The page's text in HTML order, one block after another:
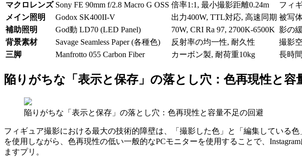
マクロレンズ Sony FE 90mm f/2.8 Macro G OSS 倍率1:1, 最小撮影距離0.24m
フィ
メイン照明
Godox SK400II-V 出力400W, TTL対応, 高速同期 被写
補助照明
God動 LD70 (LED Panel) 70W, CRI Ra 97, 2700K-6500K 影の
背景素材
Savage Seamless Paper (各種色) 反射率の均一性, 耐久性
撮影
三脚
Manfrotto 055 Carbon Fiber カーボン製, 耐荷重10kg 長時
陥りがちな「表示と保存」の落とし穴：色再現性と容
陥りがちな「表示と保存」の落とし穴：色再現性と容量不足の回避
フィギュア撮影における最大の技術的障壁は、「撮影した色」と「編集している
を使用しながら、色再現性の低い一般的なPCモニターを使用することで、
ますプリ。